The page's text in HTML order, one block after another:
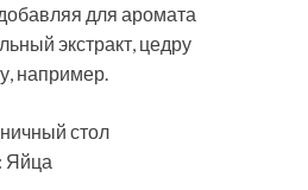
для аромата
экстракт, цедру
например.
стол
Яйца